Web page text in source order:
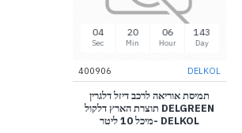
143
Day
06
Hour
20
Min
03
Sec
DELKOL
400906
תמיסת אוריאה לרכב דיזל דלגרין
DELGREEN תוצרת הארץ דלקול
DELKOL -מיכל 10 ליטר